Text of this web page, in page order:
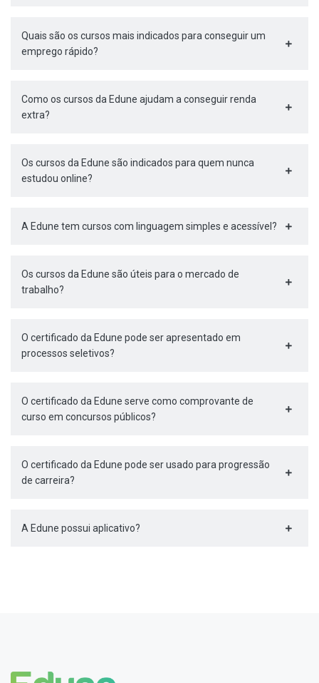
Quais são os cursos mais indicados para conseguir um
emprego rápido?
Como os cursos da Edune ajudam a conseguir renda
extra?
Os cursos da Edune são indicados para quem nunca
estudou online?
A Edune tem cursos com linguagem simples e acessível?
Os cursos da Edune são úteis para o mercado de
trabalho?
O certificado da Edune pode ser apresentado em
processos seletivos?
O certificado da Edune serve como comprovante de
curso em concursos públicos?
O certificado da Edune pode ser usado para progressão
de carreira?
A Edune possui aplicativo?